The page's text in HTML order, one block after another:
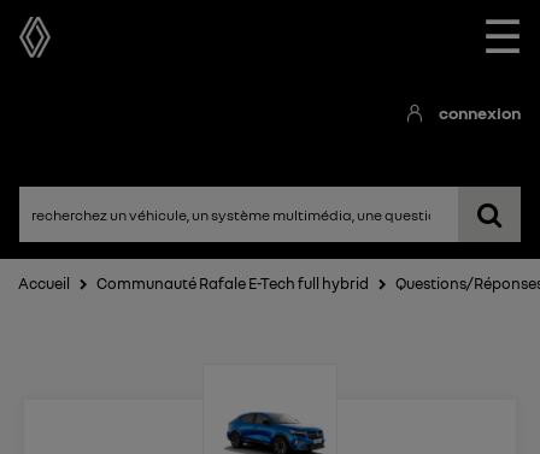
☰
connexion
Accueil Communauté Rafale E-Tech full hybrid Questions/